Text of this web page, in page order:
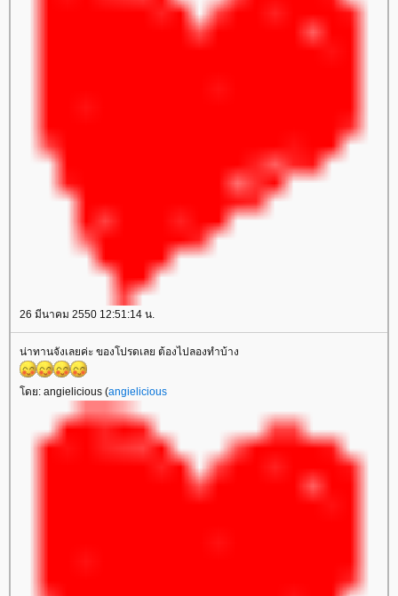
26 มีนาคม 2550 12:51:14 น.
น่าทานจังเลยค่ะ ของโปรดเลย ต้องไปลองทำบ้าง
ดย: angielicious (angielicious